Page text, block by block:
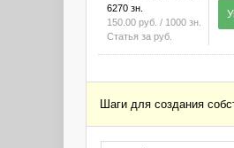
6270 зн.
150.00 руб. / 1000 зн.
Статья за руб.
Шаги для создания